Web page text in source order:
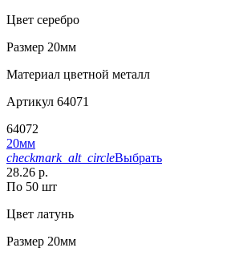
Цвет серебро
Размер 20мм
Материал цветной металл
Артикул 64071
64072
20мм
checkmark_alt_circleВыбрать
28.26 р.
По 50 шт
Цвет латунь
Размер 20мм